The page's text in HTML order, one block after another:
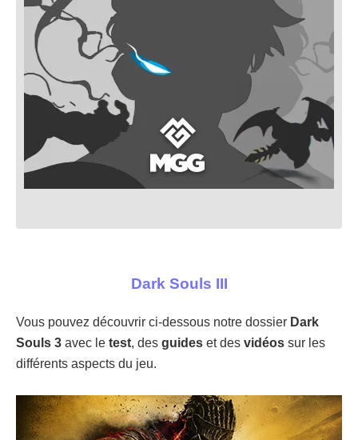
Dark Souls III
Vous pouvez découvrir ci-dessous notre dossier Dark
Souls 3 avec le test, des guides et des vidéos sur les
différents aspects du jeu.